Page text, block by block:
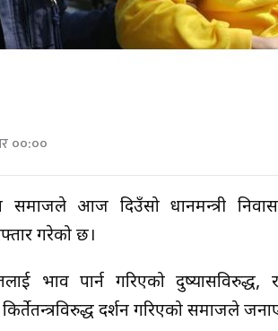
००:००
समाजले आज दिउँसो प्रधानमन्त्री
गरेको छ।
प्रभाव पार्न गरिएको दुष्प्रयासविरुद्ध,
प्रदर्शन गरिएको समाजले